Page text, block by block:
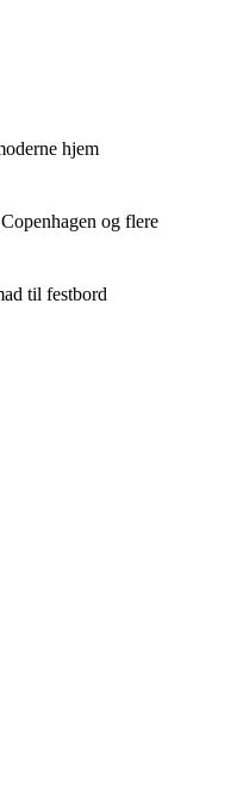
hjem
og flere
til festbord